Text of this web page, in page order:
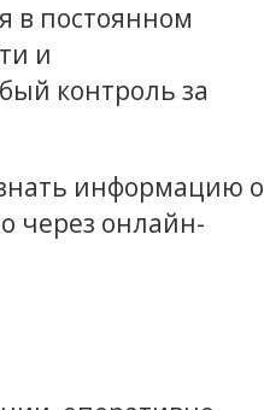
в постоянном
и
контроль за
информацию о
через онлайн-